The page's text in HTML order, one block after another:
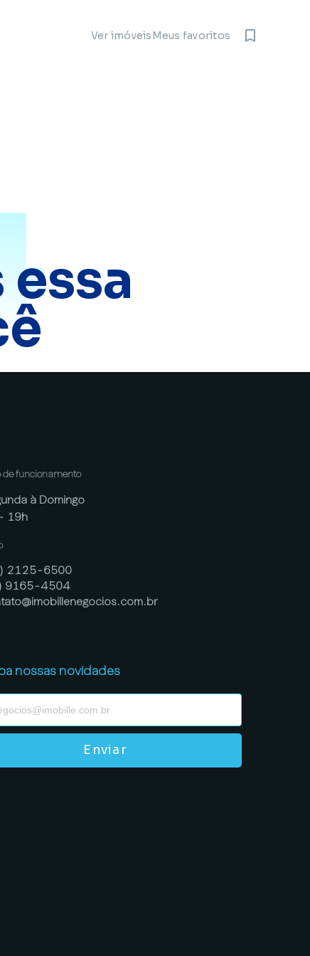
Ver imóveisMeus favoritos
de funcionamento
à Domingo
19h
2125-6500
9165-4504
nossas novidades
Enviar